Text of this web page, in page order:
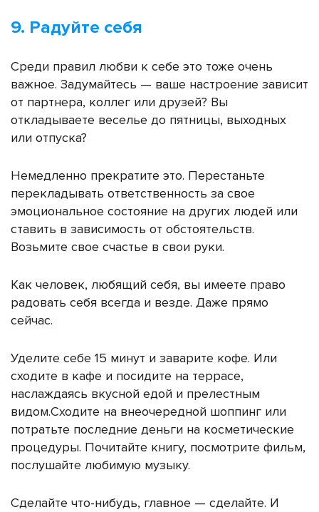
9. Радуйте себя
Среди правил любви к себе это тоже очень
важное. Задумайтесь — ваше настроение зависит
от партнера, коллег или друзей? Вы
откладываете веселье до пятницы, выходных
или отпуска?
Немедленно прекратите это. Перестаньте
перекладывать ответственность за свое
эмоциональное состояние на других людей или
ставить в зависимость от обстоятельств.
Возьмите свое счастье в свои руки.
Как человек, любящий себя, вы имеете право
радовать себя всегда и везде. Даже прямо
сейчас.
Уделите себе 15 минут и заварите кофе. Или
сходите в кафе и посидите на террасе,
наслаждаясь вкусной едой и прелестным
видом.Сходите на внеочередной шоппинг или
потратьте последние деньги на косметические
процедуры. Почитайте книгу, посмотрите фильм,
послушайте любимую музыку.
Сделайте что-нибудь, главное — сделайте. И